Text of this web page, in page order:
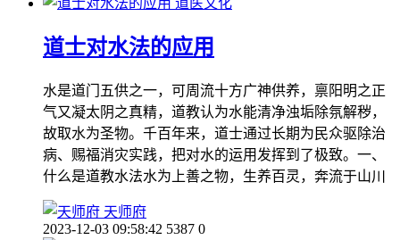
道士对水法的应用
水是道门五供之一，可周流十方广神供养，禀阳明之正
气又凝太阴之真精，道教认为水能清净浊垢除氛解秽，
故取水为圣物。千百年来，道士通过长期为民众驱除治
病、赐福消灾实践，把对水的运用发挥到了极致。一、
什么是道教水法水为上善之物，生养百灵，奔流于山川
天师府
2023-12-03 09:58:42 5387 0